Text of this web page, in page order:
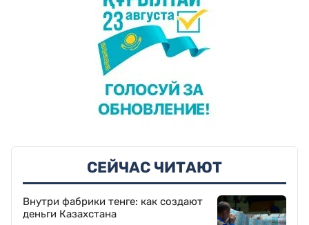
СЕЙЧАС ЧИТАЮТ
Внутри фабрики тенге: как создают
деньги Казахстана